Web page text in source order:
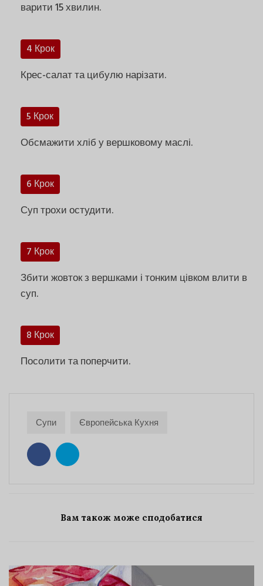
варити 15 хвилин.
4 Крок
Крес-салат та цибулю нарізати.
5 Крок
Обсмажити хліб у вершковому маслі.
6 Крок
Суп трохи остудити.
7 Крок
Збити жовток з вершками і тонким цівком влити в
суп.
8 Крок
Посолити та поперчити.
Супи Європейська Кухня
Вам також може сподобатися